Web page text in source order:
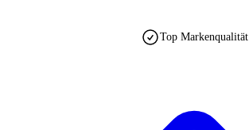
Top Markenqualität